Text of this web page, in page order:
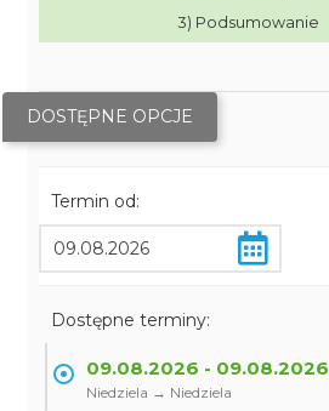
3) Podsumowanie
DOSTĘPNE OPCJE
Termin od:
Dostępne terminy:
09.08.2026 - 09.08.2026
Niedziela → Niedziela